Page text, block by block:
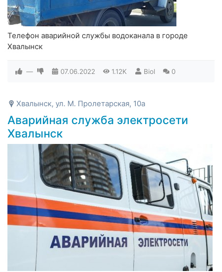
Телефон аварийной службы водоканала в городе
Хвалынск
— 07.06.2022 1.12K Biol 0
Хвалынск, ул. М. Пролетарская, 10а
Аварийная служба электросети
Хвалынск